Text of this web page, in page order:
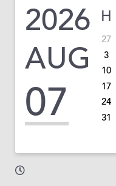
2026
AUG
07
H
27
3
10
17
24
31